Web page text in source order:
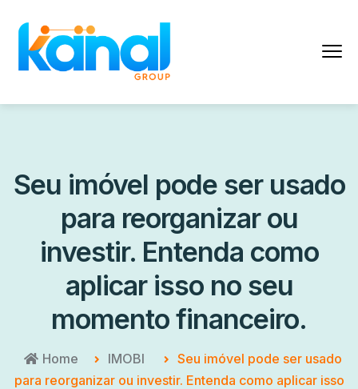
Seu imóvel pode ser usado
para reorganizar ou
investir. Entenda como
aplicar isso no seu
momento financeiro.
Home IMOBI
Seu imóvel pode ser usado
para reorganizar ou investir. Entenda como aplicar isso